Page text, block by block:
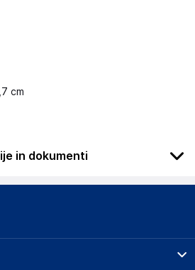
cm
in dokumenti